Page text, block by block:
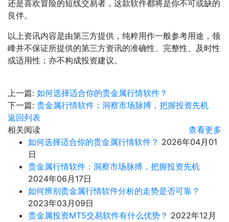
还是喜欢冒险的短线交易者，这款软件都将是你不可或缺的
良伴。
以上资讯内容是由第三方提供，纯粹用作一般参考用途，领
峰并不保证所提供的第三方资讯的准确性、完整性、及时性
或适用性；亦不构成投资建议。
上一篇: 如何选择适合你的贵金属行情软件？
下一篇: 贵金属行情软件：洞察市场脉搏，把握投资先机
返回列表
相关阅读
查看更多
如何选择适合你的贵金属行情软件？ 2026年04月01
日
贵金属行情软件：洞察市场脉搏，把握投资先机
2024年06月17日
如何辨别贵金属行情软件分析的走势是否可靠？
2023年03月09日
贵金属投资MT5交易软件有什么优势？ 2022年12月